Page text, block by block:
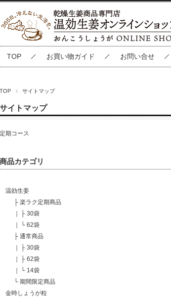
TOP お買い物ガイド お問い合せ
TOP サイトマップ
サイトマップ
定期コース
商品カテゴリ
温効生姜
├ 楽ラク定期商品
├ 30袋
└ 62袋
├ 通常商品
├ 30袋
├ 62袋
└ 14袋
└ 期間限定商品
金時しょうが粒